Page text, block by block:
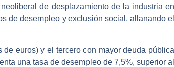
de desplazamiento de la industria en
de desempleo y exclusión social, allanando el
euros) y el tercero con mayor deuda pública
una tasa de desempleo de 7,5%, superior al